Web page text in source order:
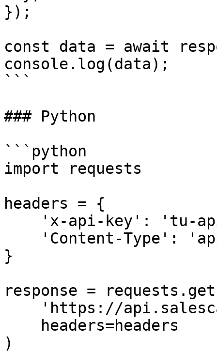
});
const data = await
console.log(data);
```
### Python
```python
import requests
headers = {
}
response =
)